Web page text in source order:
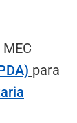
para